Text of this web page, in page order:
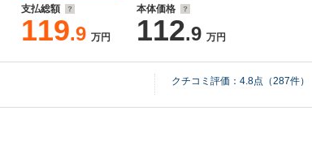
支払総額
119.9 万円
本体価格
112.9 万円
クチコミ評価： 4.8点（287件）